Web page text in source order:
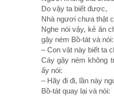
Do vậy ta biết được,
Nhà ngươi chưa thật
Nghe nói vậy, kẻ ăn
gậy ném Bồ-tát và nói:
– Con vật này biết ta
Cáy gậy ném không
ấy nói:
– Hãy đi đi, lần này
Bồ-tát quay lại và nói: